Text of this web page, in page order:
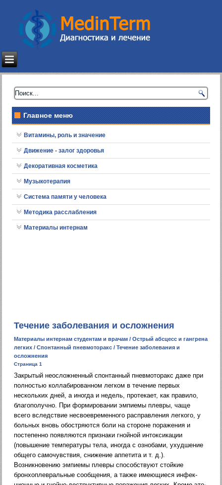
Главное меню
Витамины, роль и значение
Движение - залог здоровья
Декоративная косметика
Музыкотерапия
Система памяти у человека
Методика расслабления
Материалы интернам
Течение заболевания и осложнения
Материалы интернам студентам и врачам /Острый абсцесс и гангрена
легких /Спонтанный пневмоторакс / Течение заболевания и
осложнения
Страница 1
Закрытый неосложнен­ный спонтанный пневмоторакс даже при
полностью коллабированном легком в течение первых
нескольких дней, а иногда и недель, протекает, как правило,
благополучно. При формиро­вании эмпиемы плевры, чаще
всего вследствие несвоевремен­ного расправления легкого, у
больных вновь обостряются боли на стороне поражения и
постепенно появляются признаки гной­ной интоксикации
(повышение температуры тела, иногда с озно­бами, ухудшение
общего самочувствия, снижение аппетита и т. д.).
Возникновению эмпиемы плевры способствуют стой­кие
бронхоплевральные сообщения, а также имеющиеся инфек­